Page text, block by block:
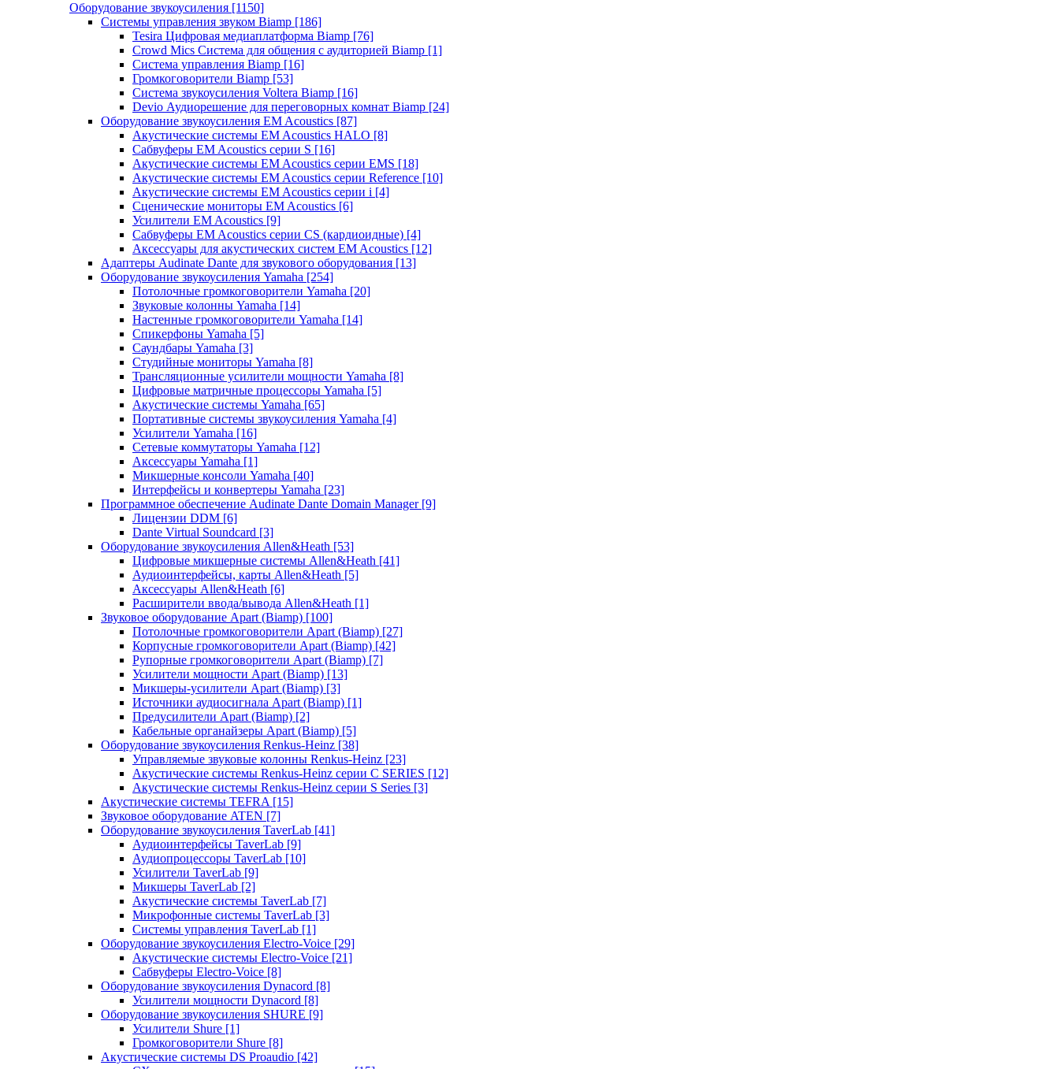
Оборудование звукоусиления [1150]
Системы управления звуком Biamp [186]
Tesira Цифровая медиаплатформа Biamp [76]
Crowd Mics Система для общения с аудиторией Biamp [1]
Система управления Biamp [16]
Громкоговорители Biamp [53]
Система звукоусиления Voltera Biamp [16]
Devio Аудиорешение для переговорных комнат Biamp [24]
Оборудование звукоусиления EM Acoustics [87]
Акустические системы EM Acoustics HALO [8]
Сабвуферы EM Acoustics серии S [16]
Акустические системы EM Acoustics серии EMS [18]
Акустические системы EM Acoustics серии Reference [10]
Акустические системы EM Acoustics серии i [4]
Сценические мониторы EM Acoustics [6]
Усилители EM Acoustics [9]
Сабвуферы EM Acoustics серии CS (кардиоидные) [4]
Аксессуары для акустических систем EM Acoustics [12]
Адаптеры Audinate Dante для звукового оборудования [13]
Оборудование звукоусиления Yamaha [254]
Потолочные громкоговорители Yamaha [20]
Звуковые колонны Yamaha [14]
Настенные громкоговорители Yamaha [14]
Спикерфоны Yamaha [5]
Саундбары Yamaha [3]
Студийные мониторы Yamaha [8]
Трансляционные усилители мощности Yamaha [8]
Цифровые матричные процессоры Yamaha [5]
Акустические системы Yamaha [65]
Портативные системы звукоусиления Yamaha [4]
Усилители Yamaha [16]
Сетевые коммутаторы Yamaha [12]
Аксессуары Yamaha [1]
Микшерные консоли Yamaha [40]
Интерфейсы и конвертеры Yamaha [23]
Программное обеспечение Audinate Dante Domain Manager [9]
Лицензии DDM [6]
Dante Virtual Soundcard [3]
Оборудование звукоусиления Allen&Heath [53]
Цифровые микшерные системы Allen&Heath [41]
Аудиоинтерфейсы, карты Allen&Heath [5]
Аксессуары Allen&Heath [6]
Расширители ввода/вывода Allen&Heath [1]
Звуковое оборудование Apart (Biamp) [100]
Потолочные громкоговорители Apart (Biamp) [27]
Корпусные громкоговорители Apart (Biamp) [42]
Рупорные громкоговорители Apart (Biamp) [7]
Усилители мощности Apart (Biamp) [13]
Микшеры-усилители Apart (Biamp) [3]
Источники аудиосигнала Apart (Biamp) [1]
Предусилители Apart (Biamp) [2]
Кабельные органайзеры Apart (Biamp) [5]
Оборудование звукоусиления Renkus-Heinz [38]
Управляемые звуковые колонны Renkus-Heinz [23]
Акустические системы Renkus-Heinz серии C SERIES [12]
Акустические системы Renkus-Heinz серии S Series [3]
Акустические системы TEFRA [15]
Звуковое оборудование ATEN [7]
Оборудование звукоусиления TaverLab [41]
Аудиоинтерфейсы TaverLab [9]
Аудиопроцессоры TaverLab [10]
Усилители TaverLab [9]
Микшеры TaverLab [2]
Акустические системы TaverLab [7]
Микрофонные системы TaverLab [3]
Системы управления TaverLab [1]
Оборудование звукоусиления Electro-Voice [29]
Акустические системы Electro-Voice [21]
Сабвуферы Electro-Voice [8]
Оборудование звукоусиления Dynacord [8]
Усилители мощности Dynacord [8]
Оборудование звукоусиления SHURE [9]
Усилители Shure [1]
Громкоговорители Shure [8]
Акустические системы DS Proaudio [42]